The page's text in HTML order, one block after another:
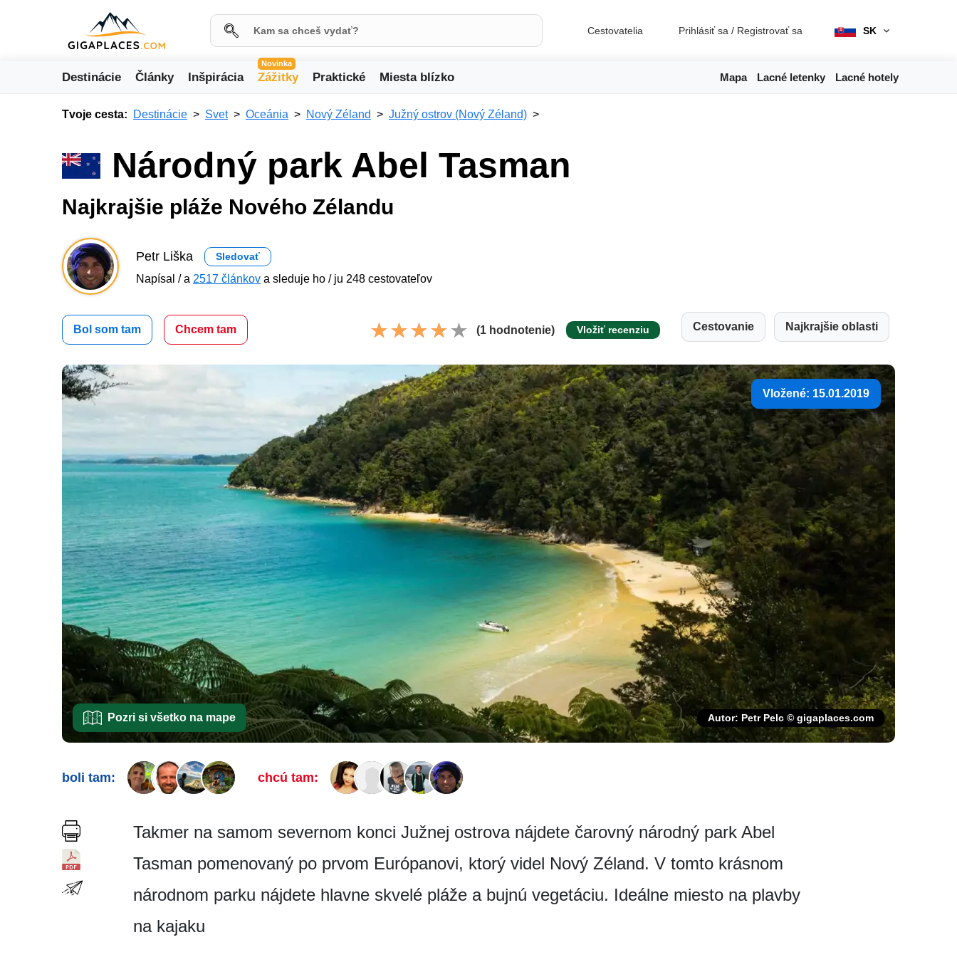
Cestovatelia Prihlásiť sa / Registrovať sa SK
Destinácie Články Inšpirácia
Novinka
Zážitky Praktické Miesta blízko Mapa Lacné letenky Lacné hotely
Tvoje cesta: Destinácie Svet Oceánia Nový Zéland Južný ostrov (Nový Zéland)
Národný park Abel Tasman
Najkrajšie pláže Nového Zélandu
Petr Liška Sledovať
Napísal / a 2517 článkov a sleduje ho / ju 248 cestovateľov
Bol som tam Chcem tam (1 hodnotenie) Vložiť recenziu Cestovanie Najkrajšie oblasti
Vložené: 15.01.2019
Pozri si všetko na mape Autor: Petr Pelc © gigaplaces.com
boli tam: chcú tam:
Takmer na samom severnom konci Južnej ostrova nájdete čarovný národný park Abel
Tasman pomenovaný po prvom Európanovi, ktorý videl Nový Zéland. V tomto krásnom
národnom parku nájdete hlavne skvelé pláže a bujnú vegetáciu. Ideálne miesto na plavby
na kajaku